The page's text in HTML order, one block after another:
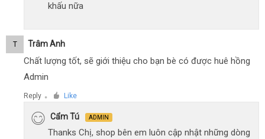
khấu nữa
T Trâm Anh
Chất lượng tốt, sẽ giới thiệu cho bạn bè có được huê hồng
Admin
Reply ● Like
Cẩm Tú ADMIN
Thanks Chị, shop bên em luôn cập nhật những dòng